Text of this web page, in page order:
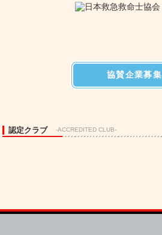
協賛企業募集
認定クラブ -ACCREDITED CLUB-